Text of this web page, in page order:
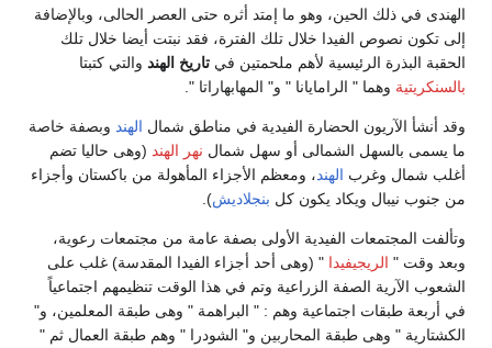
الهندى في ذلك الحين، وهو ما إمتد أثره حتى العصر الحالى، وبالإضافة
إلى تكون نصوص الفيدا خلال تلك الفترة، فقد نبتت أيضا خلال تلك
الحقبة البذرة الرئيسية لأهم ملحمتين في تاريخ الهند والتي كتبتا
بالسنكريتية وهما " الرامايانا " و" المهابهاراتا ".
وقد أنشأ الآريون الحضارة الفيدية في مناطق شمال الهند وبصفة خاصة
ما يسمى بالسهل الشمالى أو سهل شمال نهر الهند (وهى حاليا تضم
أغلب شمال وغرب الهند، ومعظم الأجزاء المأهولة من باكستان وأجزاء
من جنوب نيبال ويكاد يكون كل بنجلاديش).
وتألفت المجتمعات الفيدية الأولى بصفة عامة من مجتمعات رعوية،
وبعد وقت " الريجيفيدا " (وهى أحد أجزاء الفيدا المقدسة) غلب على
الشعوب الآرية الصفة الزراعية وتم في هذا الوقت تنظيمهم اجتماعياً
في أربعة طبقات اجتماعية وهم : " البراهمة " وهى طبقة المعلمين، و"
الكشتارية " وهى طبقة المحاربين و" الشودرا " وهم طبقة العمال ثم "